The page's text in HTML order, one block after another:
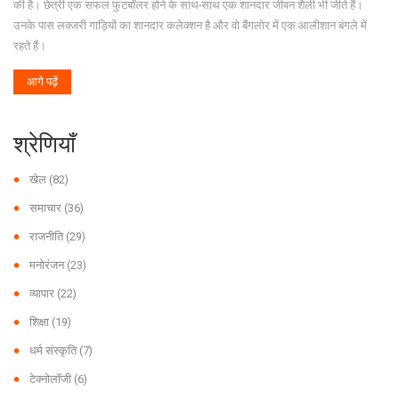
की है। छेत्री एक सफल फुटबॉलर होने के साथ-साथ एक शानदार जीवन शैली भी जीते हैं।
उनके पास लक्जरी गाड़ियों का शानदार कलेक्शन है और वो बैंगलोर में एक आलीशान बंगले में
रहते हैं।
आगे पढ़ें
श्रेणियाँ
खेल (82)
समाचार (36)
राजनीति (29)
मनोरंजन (23)
व्यापार (22)
शिक्षा (19)
धर्म संस्कृति (7)
टेक्नोलॉजी (6)